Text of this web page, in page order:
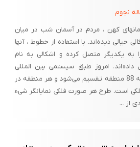
سئوالات که 1500 سال قبل از میلاد مسیح مطرح شده‌اند، مشابه
در طول تاریخ با آن درگیر بوده است.
بیشتر از کیهانشناسی مدعی باشد که
را دارد. مطالعه جهان یعنی مطالعه همه
می‌شود. بهمین دلیل کیهانشناسی بطور ذاتی
برای شاعران، فیلسوفان و متفکران علوم
کیهانشناسی در واقع مطالعه ساختار بزرگ
نجوم
کهن ، مردم در آسمان شب در میان
خیالی دیده‌اند. با استفاده از خطوط ، آنها
به یکدیگر متصل کرده و اشکالی به نام
امروز طبق سیستمی بین المللی
آسمان پیرامون زمین به 88 منطقه تقسیم می‌شود و هر منطقه در
است. طرح هر صورت فلکی نمایانگر شیء
از ...